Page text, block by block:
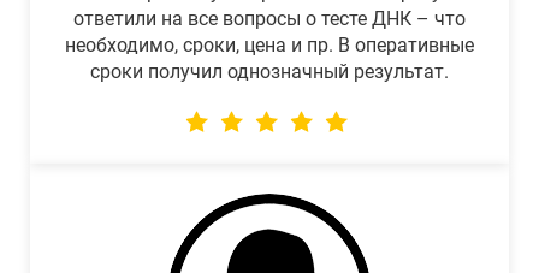
ответили на все вопросы о тесте ДНК – что
необходимо, сроки, цена и пр. В оперативные
сроки получил однозначный результат.